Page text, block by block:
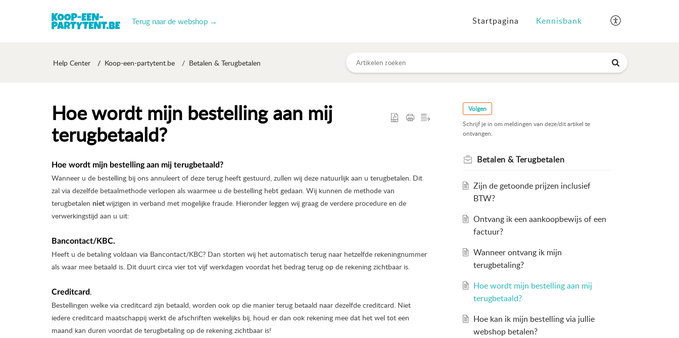
Terug naar de webshop → Startpagina Kennisbank
Help Center Koop-een-partytent.be Betalen & Terugbetalen
Hoe wordt mijn bestelling aan mij
terugbetaald?
Hoe wordt mijn bestelling aan mij terugbetaald?
Wanneer u de bestelling bij ons annuleert of deze terug heeft gestuurd, zullen wij deze natuurlijk aan u terugbetalen. Dit
zal via dezelfde betaalmethode verlopen als waarmee u de bestelling hebt gedaan. Wij kunnen de methode van
terugbetalen niet wijzigen in verband met mogelijke fraude. Hieronder leggen wij graag de verdere procedure en de
verwerkingstijd aan u uit:
Bancontact/KBC.
Heeft u de betaling voldaan via Bancontact/KBC? Dan storten wij het automatisch terug naar hetzelfde rekeningnummer
als waar mee betaald is. Dit duurt circa vier tot vijf werkdagen voordat het bedrag terug op de rekening zichtbaar is.
Creditcard.
Bestellingen welke via creditcard zijn betaald, worden ook op die manier terug betaald naar dezelfde creditcard. Niet
iedere creditcard maatschappij werkt de afschriften wekelijks bij, houd er dan ook rekening mee dat het wel tot een
maand kan duren voordat de terugbetaling op de rekening zichtbaar is!
Volgen
Schrijf je in om meldingen van deze/dit artikel te
ontvangen.
Betalen & Terugbetalen
Zijn de getoonde prijzen inclusief
BTW?
Ontvang ik een aankoopbewijs of een
factuur?
Wanneer ontvang ik mijn
terugbetaling?
Hoe wordt mijn bestelling aan mij
terugbetaald?
Hoe kan ik mijn bestelling via jullie
webshop betalen?